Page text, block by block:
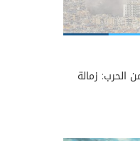
الحرب: زمالة